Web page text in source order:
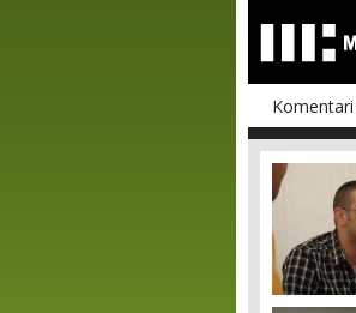
Komentari
Pages